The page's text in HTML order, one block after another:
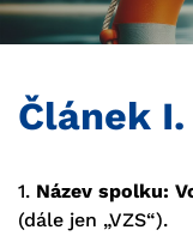
Článek I.
1. Název spolku:
(dále jen „VZS“).